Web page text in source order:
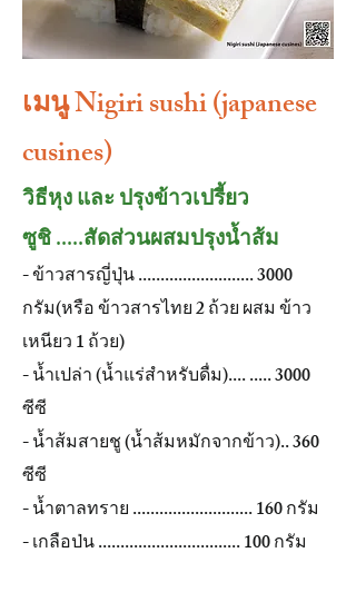
เมนู Nigiri sushi (japanese
cusines)
วิธีหุง และ ปรุงข้าวเปรี้ยว
ซูชิ .....สัดส่วนผสมปรุงน้ำส้ม
- ข้าวสารญี่ปุ่น .......................... 3000
กรัม(หรือ ข้าวสารไทย 2 ถ้วย ผสม ข้าว
เหนียว 1 ถ้วย)
- น้ำเปล่า (น้ำแร่สำหรับดื่ม).... ..... 3000
ซีซี
- น้ำส้มสายชู (น้ำส้มหมักจากข้าว).. 360
ซีซี
- น้ำตาลทราย ........................... 160 กรัม
- เกลือป่น ................................ 100 กรัม